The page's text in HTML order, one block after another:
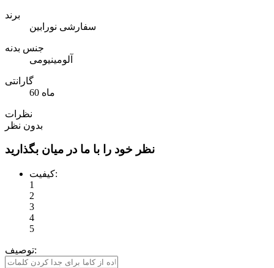
برند
سفارشی نورابین
جنس بدنه
آلومینیومی
گارانتی
60 ماه
نظرات
بدون نظر
نظر خود را با ما در میان بگذارید
کیفیت:
1
2
3
4
5
توصیف: